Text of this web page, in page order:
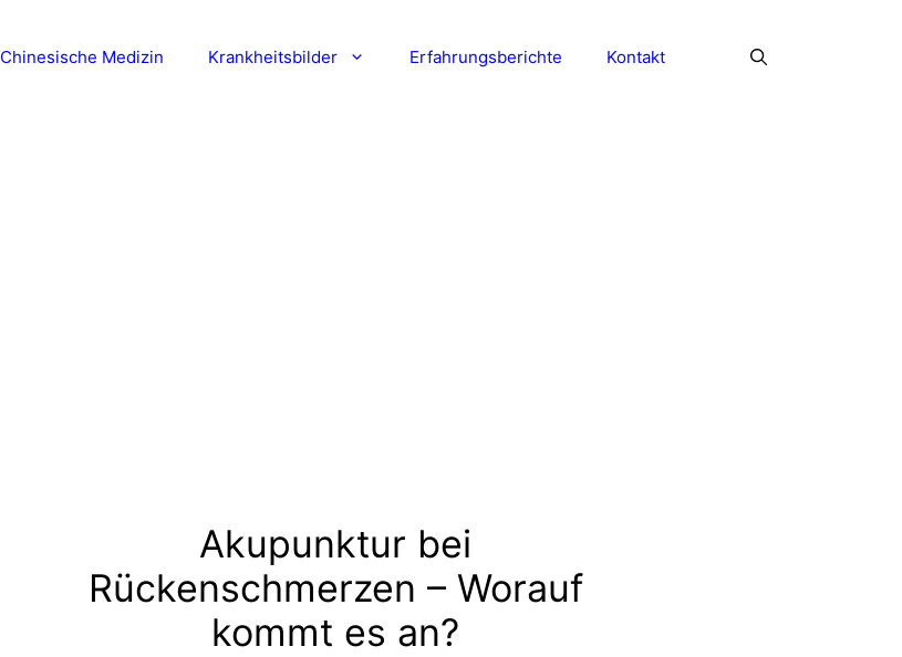
Chinesische Medizin Krankheitsbilder Erfahrungsberichte Kontakt
Akupunktur bei
Rückenschmerzen – Worauf
kommt es an?